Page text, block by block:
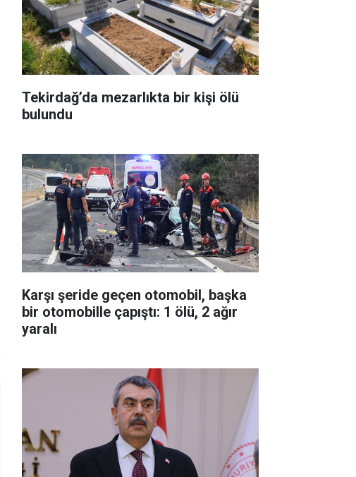
Tekirdağ’da mezarlıkta bir kişi ölü
bulundu
Karşı şeride geçen otomobil, başka
bir otomobille çapıştı: 1 ölü, 2 ağır
yaralı